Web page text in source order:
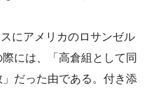
にアメリカのロサンゼル
には、「高倉組として同
だった由である。付き添